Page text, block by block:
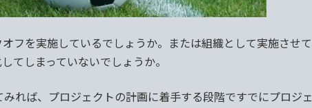
フを実施しているでしょうか。または組織として実施させて
てしまっていないでしょうか。
れば、プロジェクトの計画に着手する段階ですでにプロジェ